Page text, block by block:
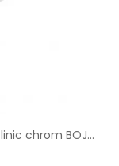
chrom BOJ...